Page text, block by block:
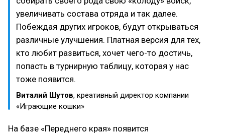
увеличивать состава отряда и так далее.
Побеждая других игроков, будут открываться
различные улучшения. Платная версия для тех,
кто любит развиться, хочет чего-то достичь,
попасть в турнирную таблицу, которая у нас
тоже появится.
Виталий Шутов, креативный директор компании
«Играющие кошки»
На базе «Переднего края» появится